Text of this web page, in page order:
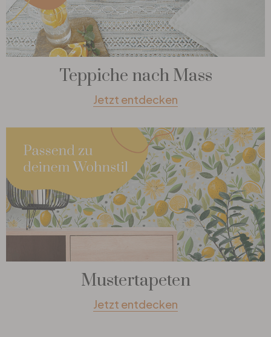
Teppiche nach Mass
Jetzt entdecken
Mustertapeten
Jetzt entdecken